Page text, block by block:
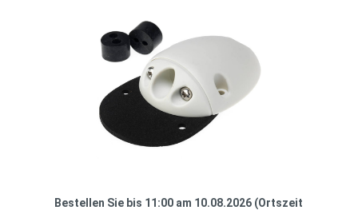
Bestellen Sie bis 11:00 am 10.08.2026 (Ortszeit